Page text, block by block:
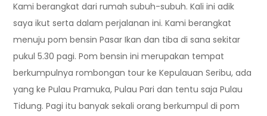
Kami berangkat dari rumah subuh-subuh. Kali ini adik
saya ikut serta dalam perjalanan ini. Kami berangkat
menuju pom bensin Pasar Ikan dan tiba di sana sekitar
pukul 5.30 pagi. Pom bensin ini merupakan tempat
berkumpulnya rombongan tour ke Kepulauan Seribu, ada
yang ke Pulau Pramuka, Pulau Pari dan tentu saja Pulau
Tidung. Pagi itu banyak sekali orang berkumpul di pom